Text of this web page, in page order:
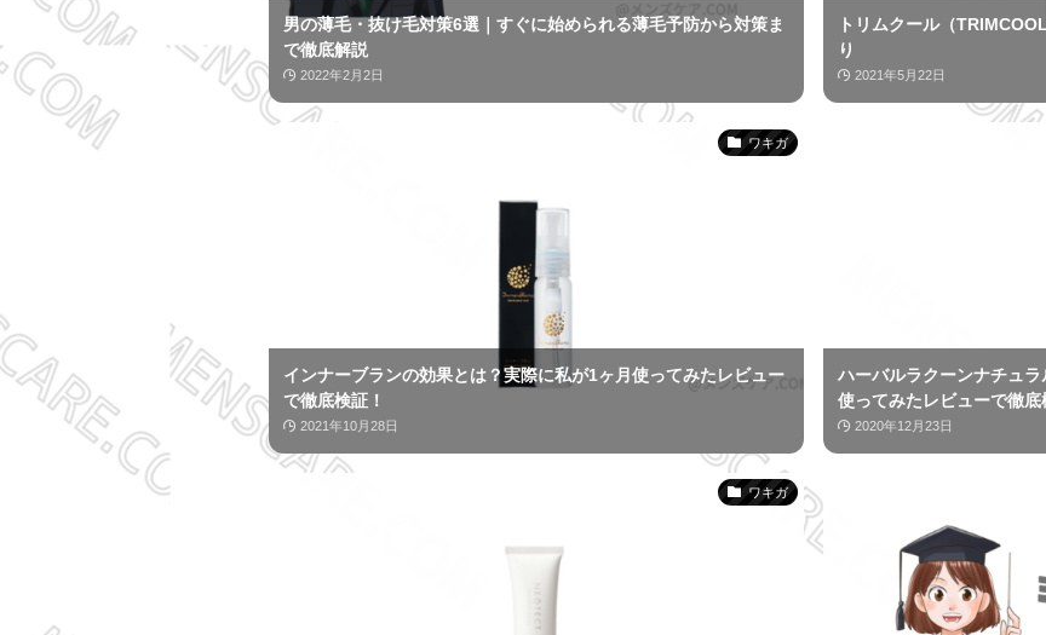
男の薄毛・抜け毛対策6選｜すぐに始められる薄毛予防から対策ま
で徹底解説
2022年2月2日
トリムクール（
り
2021年5月22日
ワキガ
インナーブランの効果とは？実際に私が1ヶ月使ってみたレビュー
で徹底検証！
2021年10月28日
ハーバルラクーンナチュ
使ってみたレビューで徹底
2020年12月23日
ワキガ